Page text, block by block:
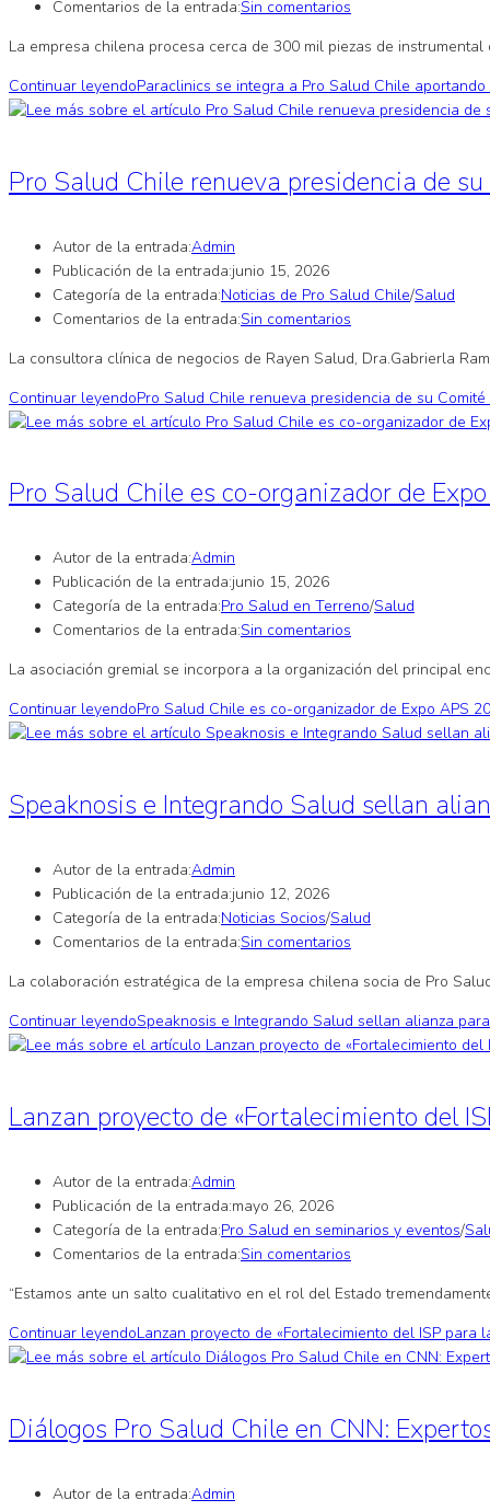
Comentarios de la entrada:Sin comentarios
La empresa chilena procesa cerca de 300 mil piezas de
Continuar leyendoParaclinics se integra a Pro Salud Chile
Pro Salud Chile renueva presidencia de
Autor de la entrada:Admin
Publicación de la entrada:junio 15, 2026
Categoría de la entrada:Noticias de Pro Salud Chile/Salud
Comentarios de la entrada:Sin comentarios
La consultora clínica de negocios de Rayen Salud, Dra.Gabrierla
Continuar leyendoPro Salud Chile renueva presidencia de su
Pro Salud Chile es co-organizador de
Autor de la entrada:Admin
Publicación de la entrada:junio 15, 2026
Categoría de la entrada:Pro Salud en Terreno/Salud
Comentarios de la entrada:Sin comentarios
La asociación gremial se incorpora a la organización del principal
Continuar leyendoPro Salud Chile es co-organizador de Expo APS
Speaknosis e Integrando Salud sellan
Autor de la entrada:Admin
Publicación de la entrada:junio 12, 2026
Categoría de la entrada:Noticias Socios/Salud
Comentarios de la entrada:Sin comentarios
La colaboración estratégica de la empresa chilena socia de Pro
Continuar leyendoSpeaknosis e Integrando Salud sellan alianza
Lanzan proyecto de «Fortalecimiento del
Autor de la entrada:Admin
Publicación de la entrada:mayo 26, 2026
Categoría de la entrada:Pro Salud en seminarios y eventos/
Comentarios de la entrada:Sin comentarios
“Estamos ante un salto cualitativo en el rol del Estado
Continuar leyendoLanzan proyecto de «Fortalecimiento del ISP para
Diálogos Pro Salud Chile en CNN:
Autor de la entrada:Admin